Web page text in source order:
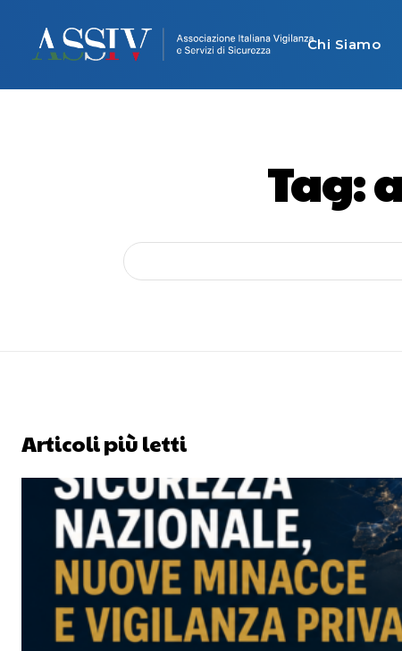
Chi Siamo
Tag:
Articoli più letti